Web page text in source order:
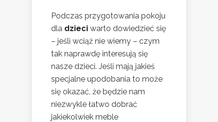
Podczas przygotowania pokoju
dla dzieci warto dowiedzieć się
– jeśli wciąż nie wiemy – czym
tak naprawdę interesują się
nasze dzieci. Jeśli mają jakieś
specjalne upodobania to może
się okazać, że będzie nam
niezwykle łatwo dobrać
jakiekolwiek meble